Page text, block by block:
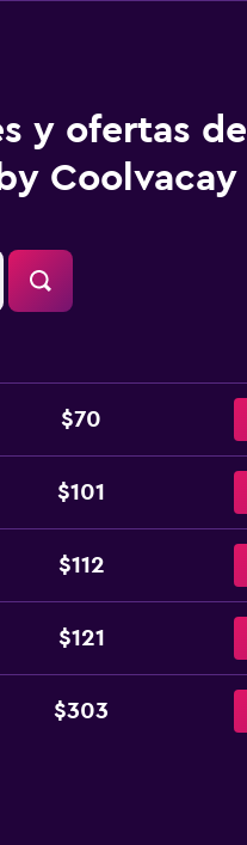
y ofertas de
Coolvacay
$70
$101
$112
$121
$303